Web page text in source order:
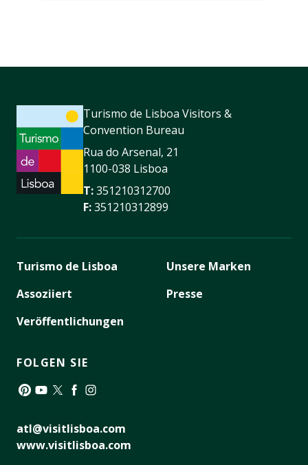
Turismo de Lisboa Visitors &
Convention Bureau
Rua do Arsenal, 21
1100-038 Lisboa
T:351210312700
F:351210312899
Turismo de Lisboa
Assoziiert
Veröffentlichungen
Unsere Marken
Presse
FOLGEN SIE
atl@visitlisboa.com
www.visitlisboa.com